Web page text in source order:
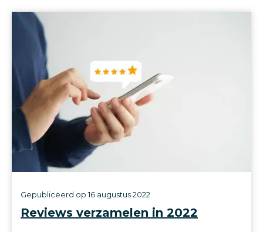
Reviews verzamelen in 2022
Gepubliceerd op 16 augustus 2022